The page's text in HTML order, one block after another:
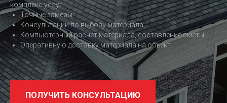
комплекс услуг:
Точные замеры
Консультации по выбору материала
Компьютерный расчет материала, составление сметы
Оперативную доставку материала на объект
ПОЛУЧИТЬ КОНСУЛЬТАЦИЮ